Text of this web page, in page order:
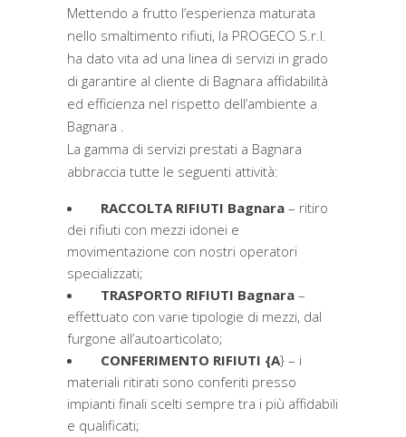
Mettendo a frutto l’esperienza maturata
nello smaltimento rifiuti, la PROGECO S.r.l.
ha dato vita ad una linea di servizi in grado
di garantire al cliente di Bagnara affidabilità
ed efficienza nel rispetto dell’ambiente a
Bagnara .
La gamma di servizi prestati a Bagnara
abbraccia tutte le seguenti attività:
RACCOLTA RIFIUTI Bagnara – ritiro
dei rifiuti con mezzi idonei e
movimentazione con nostri operatori
specializzati;
TRASPORTO RIFIUTI Bagnara –
effettuato con varie tipologie di mezzi, dal
furgone all’autoarticolato;
CONFERIMENTO RIFIUTI {A} – i
materiali ritirati sono conferiti presso
impianti finali scelti sempre tra i più affidabili
e qualificati;